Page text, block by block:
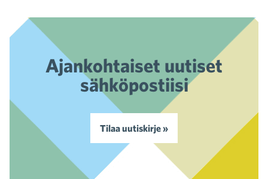
Ajankohtaiset uutiset
sähköpostiisi
Tilaa uutiskirje »